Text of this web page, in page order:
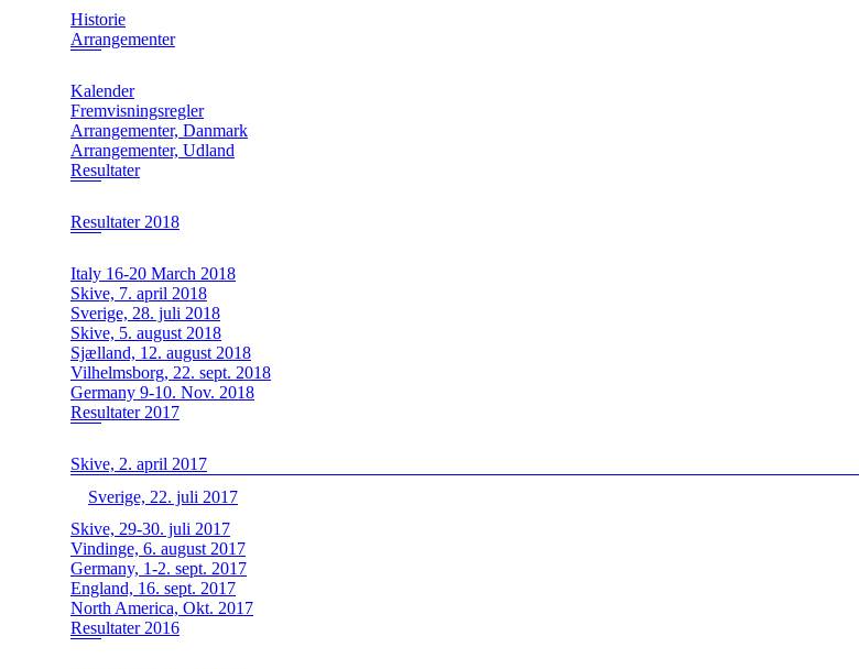
Historie
Arrangementer
Kalender
Fremvisningsregler
Arrangementer, Danmark
Arrangementer, Udland
Resultater
Resultater 2018
Italy 16-20 March 2018
Skive, 7. april 2018
Sverige, 28. juli 2018
Skive, 5. august 2018
Sjælland, 12. august 2018
Vilhelmsborg, 22. sept. 2018
Germany 9-10. Nov. 2018
Resultater 2017
Skive, 2. april 2017
Sverige, 22. juli 2017
Skive, 29-30. juli 2017
Vindinge, 6. august 2017
Germany, 1-2. sept. 2017
England, 16. sept. 2017
North America, Okt. 2017
Resultater 2016